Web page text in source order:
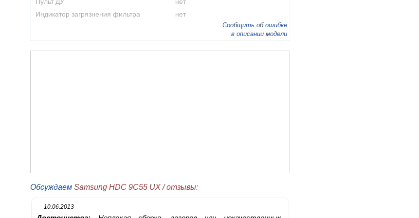
Индикатор загрязнения фильтра
нет
Сообщить об ошибке
в описании модели
Обсуждаем Samsung HDC 9C55 UX / отзывы:
10.06.2013